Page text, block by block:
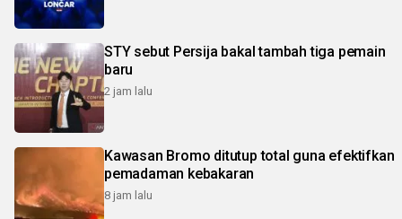
STY sebut Persija bakal tambah tiga pemain
baru
2 jam lalu
Kawasan Bromo ditutup total guna efektifkan
pemadaman kebakaran
8 jam lalu